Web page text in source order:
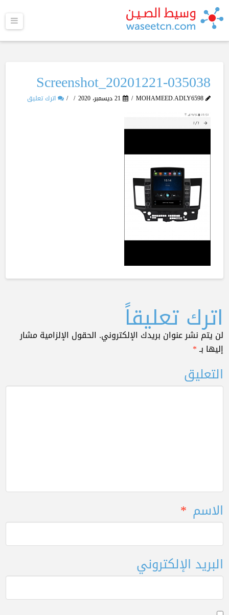
Screenshot_20201221-035038
MOHAMEED.ADLY6598 21 ديسمبر، 2020 اترك تعليق
اترك تعليقاً
لن يتم نشر عنوان بريدك الإلكتروني. الحقول الإلزامية مشار
إليها بـ*
التعليق
الاسم *
البريد الإلكتروني